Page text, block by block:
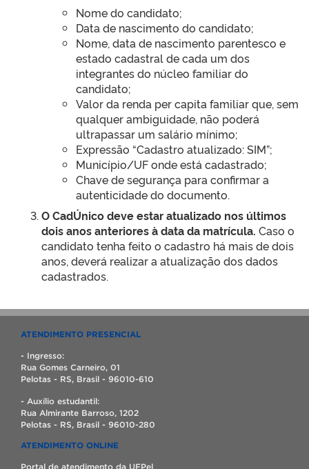
Nome do candidato;
Data de nascimento do candidato;
Nome, data de nascimento parentesco e
estado cadastral de cada um dos
integrantes do núcleo familiar do
candidato;
Valor da renda per capita familiar que, sem
qualquer ambiguidade, não poderá
ultrapassar um salário mínimo;
Expressão “Cadastro atualizado: SIM”;
Município/UF onde está cadastrado;
Chave de segurança para confirmar a
autenticidade do documento.
O CadÚnico deve estar atualizado nos últimos
dois anos anteriores à data da matrícula. Caso o
candidato tenha feito o cadastro há mais de dois
anos, deverá realizar a atualização dos dados
cadastrados.
ATENDIMENTO PRESENCIAL
- Ingresso:
Rua Gomes Carneiro, 01
Pelotas - RS, Brasil - 96010-610
- Auxílio estudantil:
Rua Almirante Barroso, 1202
Pelotas - RS, Brasil - 96010-280
ATENDIMENTO ONLINE
Portal de atendimento da UFPel